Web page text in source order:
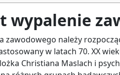
wypalenie
zawodowego należy
w latach 70. XX
Christiana Maslach i